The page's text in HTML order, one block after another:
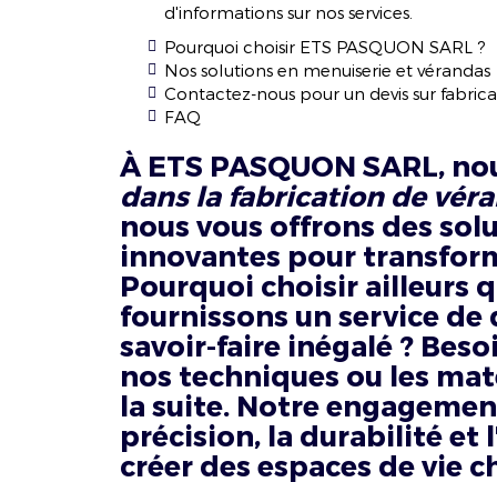
d'informations sur nos services.
Pourquoi choisir ETS PASQUON SARL ?
Nos solutions en menuiserie et vérandas
Contactez-nous pour un devis sur
FAQ
À ETS PASQUON SARL,
dans la fabrication de
nous vous offrons des
innovantes pour
Pourquoi choisir ailleurs
fournissons un service de
savoir-faire inégalé ?
nos techniques ou les
la suite. Notre
précision, la durabilité et
créer des espaces de vie